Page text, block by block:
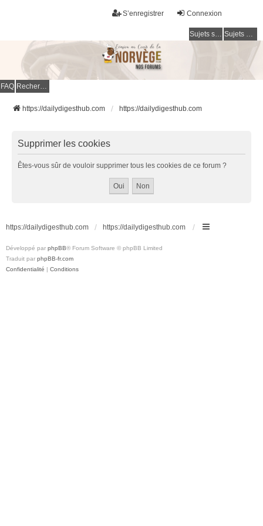
Connexion
S’enregistrer
Sujets sans réponse Sujets actifs
FAQ Rechercher
https://dailydigesthub.com https://dailydigesthub.com
Supprimer les cookies
Êtes-vous sûr de vouloir supprimer tous les cookies de ce forum ?
https://dailydigesthub.com https://dailydigesthub.com
Développé par phpBB® Forum Software © phpBB Limited
Traduit par phpBB-fr.com
Confidentialité | Conditions